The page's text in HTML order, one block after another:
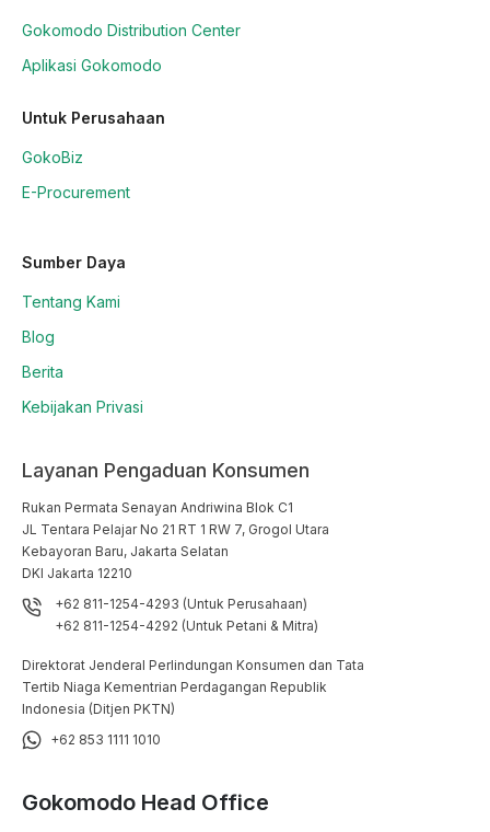
Gokomodo Distribution Center
Aplikasi Gokomodo
Untuk Perusahaan
GokoBiz
E-Procurement
Sumber Daya
Tentang Kami
Blog
Berita
Kebijakan Privasi
Layanan Pengaduan Konsumen
Rukan Permata Senayan Andriwina Blok C1
JL Tentara Pelajar No 21 RT 1 RW 7, Grogol Utara
Kebayoran Baru, Jakarta Selatan
DKI Jakarta 12210
+62 811-1254-4293 (Untuk Perusahaan)
+62 811-1254-4292 (Untuk Petani & Mitra)
Direktorat Jenderal Perlindungan Konsumen dan Tata
Tertib Niaga Kementrian Perdagangan Republik
Indonesia (Ditjen PKTN)
+62 853 1111 1010
Gokomodo Head Office